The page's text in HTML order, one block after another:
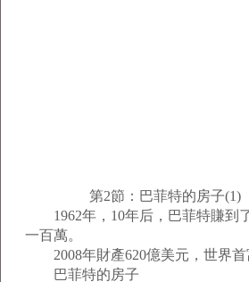
第2節：巴菲特的房子(1)
1962年，10年后，巴菲特賺到
一百萬。
2008年財產620億美元，世界首
巴菲特的房子